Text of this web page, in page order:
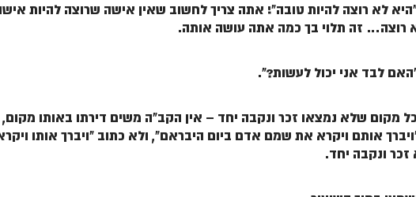
לא רוצה להיות טובה"! אתה צריך לחשוב שאין אישה שרוצה להיות
רוצה… זה תלוי בך כמה אתה עושה אותה.
לבד אני יכול לעשות?".
מקום שלא נמצאו זכר ונקבה יחד – אין הקב"ה משים דירתו באותו
אותם ויקרא את שמם אדם ביום היבראם", ולא כתוב "ויברך אותו
ונקבה יחד.